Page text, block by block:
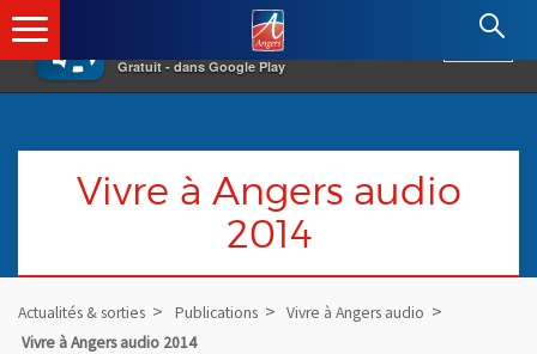
×
Gratuit - dans Google Play
Angers.fr : Retour à l'accueil
Vivre à Angers audio
2014
Actualités & sorties Publications
Vivre à Angers audio
Vivre à Angers audio 2014